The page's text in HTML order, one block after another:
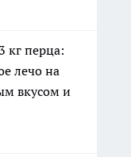
кг перца:
лечо на
вкусом и